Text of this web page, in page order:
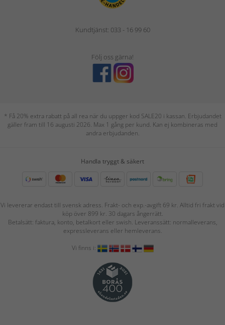
Kundtjänst: 033 - 16 99 60
Följ oss gärna!
* Få 20% extra rabatt på all rea när du uppger kod SALE20 i kassan. Erbjudandet
gäller fram till 16 augusti 2026. Max 1 gång per kund. Kan ej kombineras med
andra erbjudanden.
Handla tryggt & säkert
Vi levererar endast till svensk adress. Frakt- och exp.-avgift 69 kr. Alltid fri frakt vid
köp över 899 kr. 30 dagars ångerrätt.
Betalsätt: faktura, konto, betalkort eller swish. Leveranssätt: normalleverans,
expressleverans eller hemleverans.
Vi finns i: